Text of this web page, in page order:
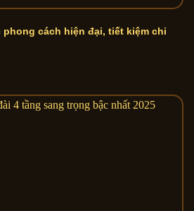
phong cách hiện đại, tiết kiệm chi